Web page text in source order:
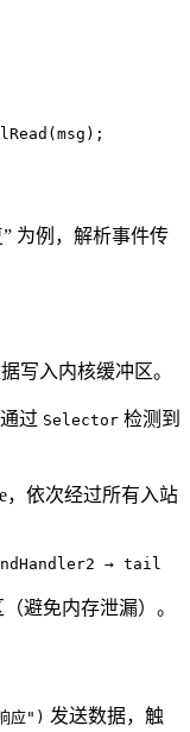
为例，解析事件传
写入内核缓冲区。
过 Selector 检测到
，依次经过所有入站
→ tail
避免内存泄漏）。
应") 发送数据，触